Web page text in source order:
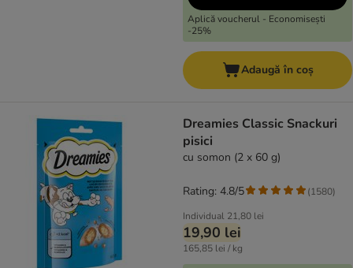
Aplică voucherul - Economisești
-25%
Adaugă în coș
Dreamies Classic Snackuri
pisici
cu somon (2 x 60 g)
Individual 21,80 lei
19,90 lei
165,85 lei / kg
Rating: 4.8/5 (1580)